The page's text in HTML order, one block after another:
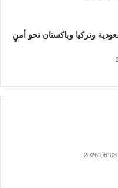
وتركيا وباكستان نحو أمنٍ
2026-08-08